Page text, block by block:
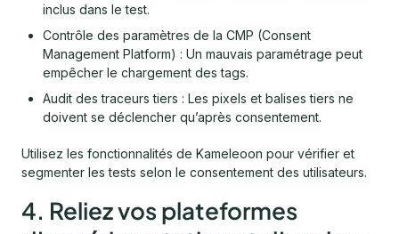
inclus dans le test.
Contrôle des paramètres de la CMP (Consent
Management Platform) : Un mauvais paramétrage peut
empêcher le chargement des tags.
Audit des traceurs tiers : Les pixels et balises tiers ne
doivent se déclencher qu’après consentement.
Utilisez les fonctionnalités de Kameleoon pour vérifier et
segmenter les tests selon le consentement des utilisateurs.
4. Reliez vos plateformes